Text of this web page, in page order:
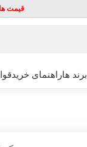
قیمت
برند هاراهنمای خرید